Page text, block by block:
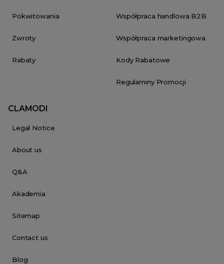
Pokwitowania
Zwroty
Rabaty
Współpraca handlowa B2B
Współpraca marketingowa
Kody Rabatowe
Regulaminy Promocji
CLAMODI
Legal Notice
About us
Q&A
Akademia
Sitemap
Contact us
Blog